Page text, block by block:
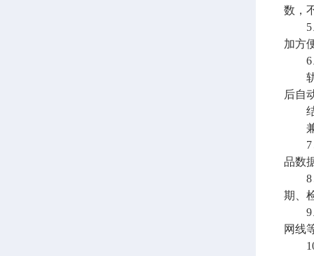
数，
5、
加方
6、
轨
后自
结
兼
7、
品数
8、
期、
9、
网线
10